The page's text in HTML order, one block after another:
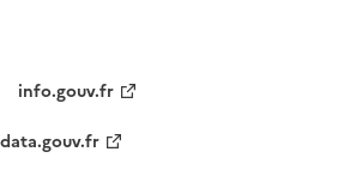
info.gouv.fr
data.gouv.fr